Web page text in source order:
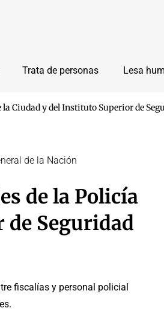
Trata de personas Lesa
Ciudad y del Instituto Superior de
de la Nación
de la Policía
Seguridad
fiscalías y personal policial